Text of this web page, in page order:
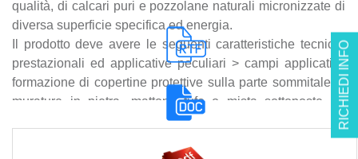
RICHIEDI INFO
qualità, di calcari puri e pozzolane naturali micronizzate di
diversa superficie specifica ed energia.
Il prodotto deve avere le seguenti caratteristiche tecnico-
prestazionali ed applicative peculiari > campi applicativi:
formazione di copertine protettive sulla parte sommitale di
murature in pietra, mattoni, tufo o mista sottoposte ad
intemperie; legante: Calce Pozzolanica Pantheon (FL 5
secondo norma UNI EN 459-1); forma: polvere; colore: